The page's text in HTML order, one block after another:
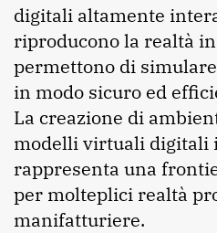
digitali altamente
riproducono la realtà
permettono di
in modo sicuro ed
La creazione di
modelli virtuali
rappresenta una
per molteplici realtà
manifatturiere.